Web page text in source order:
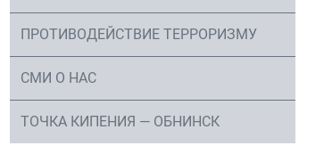
в отраслях АПК
экономических
наук
ПРОТИВОДЕЙСТВИЕ ТЕРРОРИЗМУ
СМИ О НАС
ТОЧКА КИПЕНИЯ — ОБНИНСК